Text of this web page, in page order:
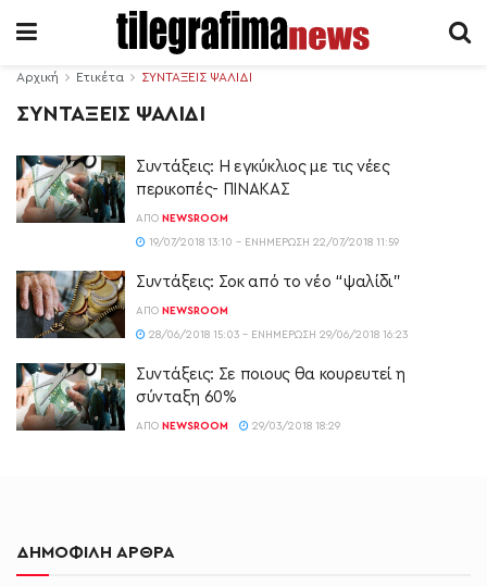
Αρχική Ετικέτα ΣΥΝΤΑΞΕΙΣ ΨΑΛΙΔΙ
ΣΥΝΤΑΞΕΙΣ ΨΑΛΙΔΙ
Συντάξεις: Η εγκύκλιος με τις νέες
περικοπές- ΠΙΝΑΚΑΣ
ΑΠΌ NEWSROOM
19/07/2018 13:10 - ΕΝΗΜΈΡΩΣΗ 22/07/2018 11:59
Συντάξεις: Σοκ από το νέο “ψαλίδι”
ΑΠΌ NEWSROOM
28/06/2018 15:03 - ΕΝΗΜΈΡΩΣΗ 29/06/2018 16:23
Συντάξεις: Σε ποιους θα κουρευτεί η
σύνταξη 60%
ΑΠΌ NEWSROOM 29/03/2018 18:29
ΔΗΜΟΦΙΛΗ ΑΡΘΡΑ